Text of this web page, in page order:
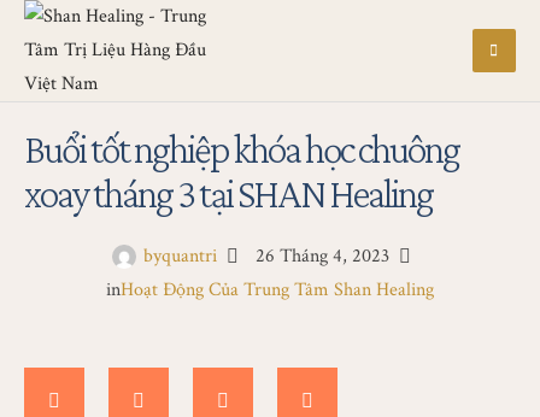
Buổi tốt nghiệp khóa học chuông
xoay tháng 3 tại SHAN Healing
byquantri
26 Tháng 4, 2023
inHoạt Động Của Trung Tâm Shan Healing